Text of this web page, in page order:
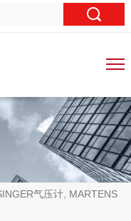
气压计, MARTENS